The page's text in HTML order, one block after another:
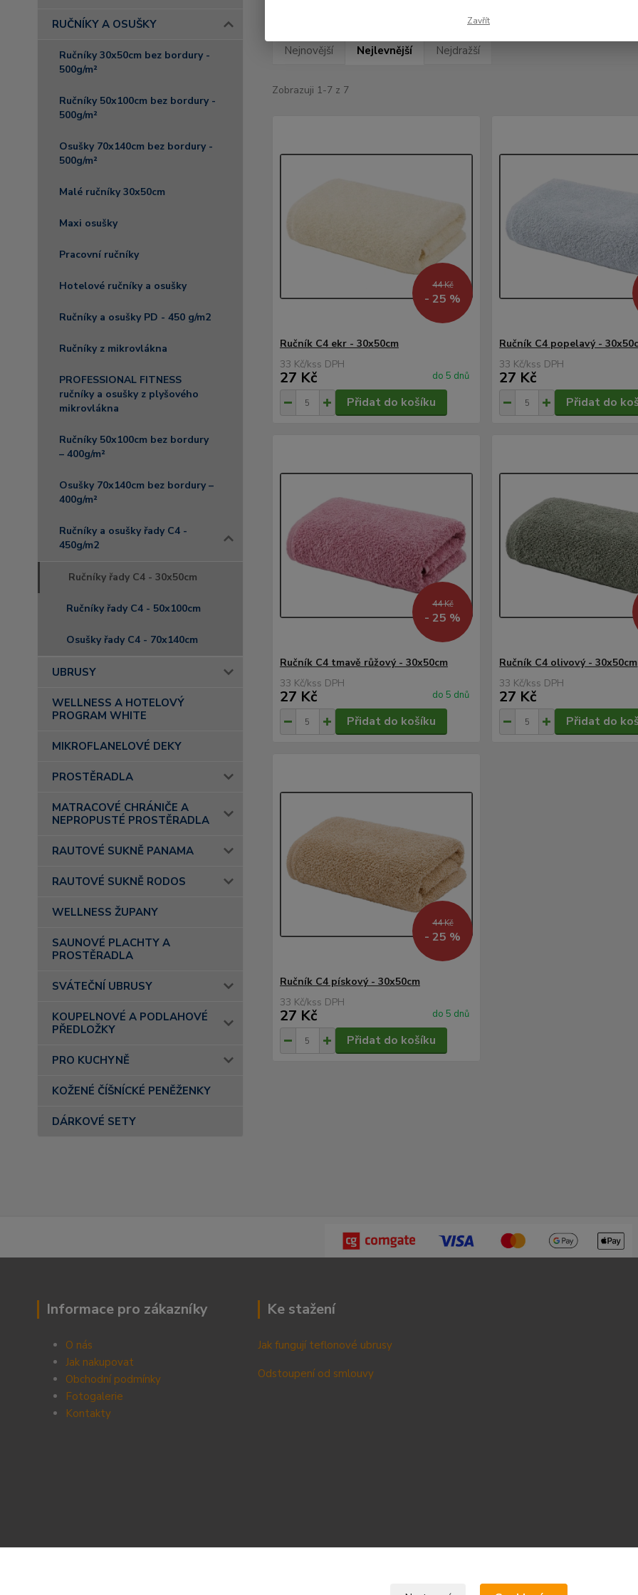
RUČNÍKY A OSUŠKY
Ručníky 30x50cm bez bordury -
500g/m²
Ručníky 50x100cm bez bordury -
500g/m²
Osušky 70x140cm bez bordury -
500g/m²
Malé ručníky 30x50cm
Maxi osušky
Pracovní ručníky
Hotelové ručníky a osušky
Ručníky a osušky PD - 450 g/m2
Ručníky z mikrovlákna
PROFESSIONAL FITNESS
ručníky a osušky z plyšového
mikrovlákna
Ručníky 50x100cm bez bordury
– 400g/m²
Osušky 70x140cm bez bordury –
400g/m²
Ručníky a osušky řady C4 -
450g/m2
Ručníky řady C4 - 30x50cm
Ručníky řady C4 - 50x100cm
Osušky řady C4 - 70x140cm
UBRUSY
WELLNESS A HOTELOVÝ
PROGRAM WHITE
MIKROFLANELOVÉ DEKY
PROSTĚRADLA
MATRACOVÉ CHRÁNIČE A
NEPROPUSTÉ PROSTĚRADLA
RAUTOVÉ SUKNĚ PANAMA
RAUTOVÉ SUKNĚ RODOS
WELLNESS ŽUPANY
SAUNOVÉ PLACHTY A
PROSTĚRADLA
SVÁTEČNÍ UBRUSY
KOUPELNOVÉ A PODLAHOVÉ
PŘEDLOŽKY
PRO KUCHYNĚ
KOŽENÉ ČÍŠNÍCKÉ PENĚŽENKY
DÁRKOVÉ SETY
Nejnovější Nejlevnější Nejdražší
Zobrazuji 1-7 z 7
44 Kč
- 25 %
Ručník C4 ekr - 30x50cm
33 Kč/ks
27 Kč do 5 dnů
Přidat do košíku
Ručník C4 popelavý -
33 Kč/ks
27 Kč
Přidat do
44 Kč
- 25 %
Ručník C4 tmavě růžový - 30x50cm
33 Kč/ks
27 Kč do 5 dnů
Přidat do košíku
Ručník C4 olivový - 30x50cm
33 Kč/ks
27 Kč
Přidat do
44 Kč
- 25 %
Ručník C4 pískový - 30x50cm
33 Kč/ks
27 Kč do 5 dnů
Přidat do košíku
Informace pro zákazníky
O nás
Jak nakupovat
Obchodní podmínky
Fotogalerie
Kontakty
Ke stažení
Jak fungují teflonové ubrusy
Odstoupení od smlouvy
Upravit sběr cookies.
Zavřít